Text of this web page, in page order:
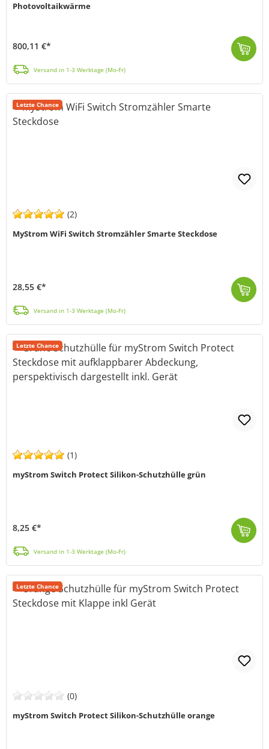
Photovoltaikwärme
800,11 €*
Versand in 1-3 Werktage (Mo-Fr)
Letzte Chance
(2)
MyStrom WiFi Switch Stromzähler Smarte Steckdose
28,55 €*
Versand in 1-3 Werktage (Mo-Fr)
Letzte Chance
(1)
myStrom Switch Protect Silikon-Schutzhülle grün
8,25 €*
Versand in 1-3 Werktage (Mo-Fr)
Letzte Chance
(0)
myStrom Switch Protect Silikon-Schutzhülle orange